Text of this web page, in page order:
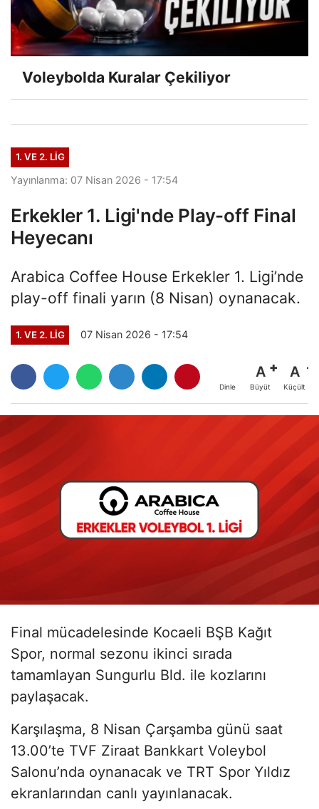
Voleybolda Kuralar Çekiliyor
1. VE 2. LIG
Yayınlanma: 07 Nisan 2026 - 17:54
Erkekler 1. Ligi'nde Play-off Final
Heyecanı
Arabica Coffee House Erkekler 1. Ligi’nde
play-off finali yarın (8 Nisan) oynanacak.
1. VE 2. LIG 07 Nisan 2026 - 17:54
Dinle
A
Büyüt
A
Küçült
Final mücadelesinde Kocaeli BŞB Kağıt
Spor, normal sezonu ikinci sırada
tamamlayan Sungurlu Bld. ile kozlarını
paylaşacak.
Karşılaşma, 8 Nisan Çarşamba günü saat
13.00’te TVF Ziraat Bankkart Voleybol
Salonu’nda oynanacak ve TRT Spor Yıldız
ekranlarından canlı yayınlanacak.